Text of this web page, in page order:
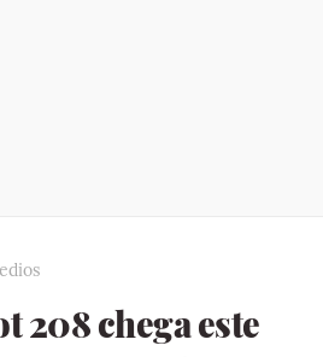
208 chega este